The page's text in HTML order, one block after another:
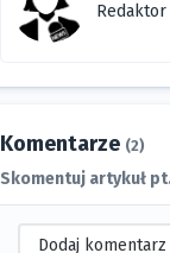
Komentarze (2)
Skomentuj artykuł
Dodaj komentarz